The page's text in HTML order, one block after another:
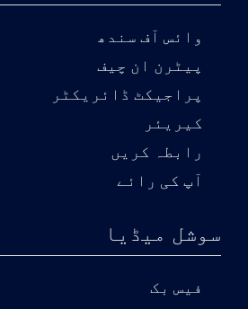
وائس آف سندھ
پیٹرن ان چیف
پراجیکٹ ڈائریکٹر
کیریئر
رابطہ کریں
آپ کی رائے
سوشل میڈیا
فیس بک